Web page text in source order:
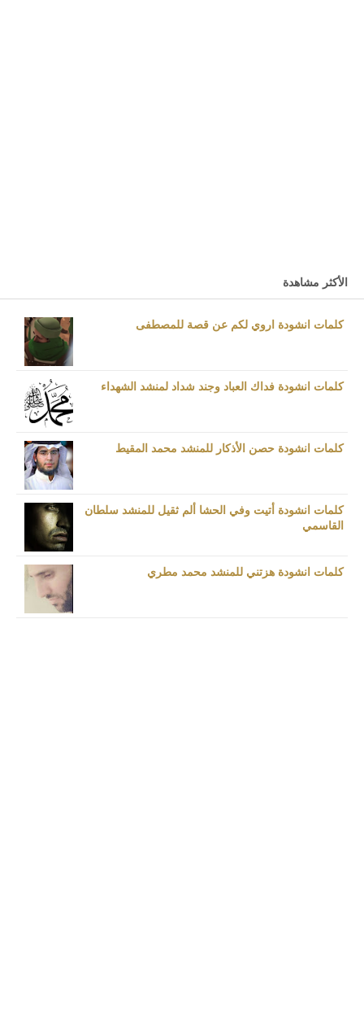
الأكثر مشاهدة
كلمات انشودة اروي لكم عن قصة للمصطفى
كلمات انشودة فداك العباد وجند شداد لمنشد الشهداء
كلمات انشودة حصن الأذكار للمنشد محمد المقيط
كلمات انشودة أتيت وفي الحشا ألم ثقيل للمنشد سلطان
القاسمي
كلمات انشودة هزتني للمنشد محمد مطري